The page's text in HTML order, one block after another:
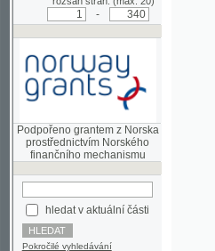
Podpořeno grantem z Norska
prostřednictvím Norského
finančního mechanismu
hledat v aktuální části
Pokročilé vyhledávání